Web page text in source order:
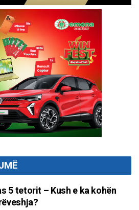
5 tetorit – Kush e ka kohën